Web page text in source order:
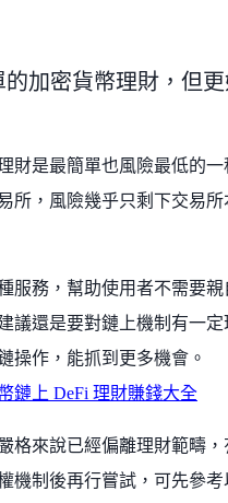
加密貨幣理財，但
財是最簡單也風險最低的一
所，風險幾乎只剩下交易所
服務，幫助使用者不需要親
議還是要對鏈上機制有一定
操作，能抓到更多機會。
鏈上 DeFi 理財賺錢大全
格來說已經偏離理財範疇，
機制後再行嘗試，可先參考